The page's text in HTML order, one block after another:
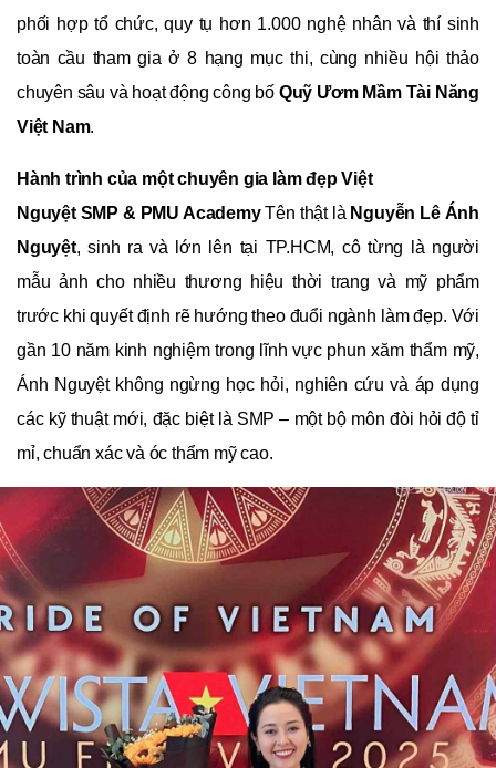
phối hợp tổ chức, quy tụ hơn 1.000 nghệ nhân và thí sinh
toàn cầu tham gia ở 8 hạng mục thi, cùng nhiều hội thảo
chuyên sâu và hoạt động công bố Quỹ Ươm Mầm Tài Năng
Việt Nam.
Hành trình của một chuyên gia làm đẹp Việt
Nguyệt SMP & PMU AcademyTên thật là Nguyễn Lê Ánh
Nguyệt, sinh ra và lớn lên tại TP.HCM, cô từng là người
mẫu ảnh cho nhiều thương hiệu thời trang và mỹ phẩm
trước khi quyết định rẽ hướng theo đuổi ngành làm đẹp. Với
gần 10 năm kinh nghiệm trong lĩnh vực phun xăm thẩm mỹ,
Ánh Nguyệt không ngừng học hỏi, nghiên cứu và áp dụng
các kỹ thuật mới, đặc biệt là SMP – một bộ môn đòi hỏi độ tỉ
mỉ, chuẩn xác và óc thẩm mỹ cao.